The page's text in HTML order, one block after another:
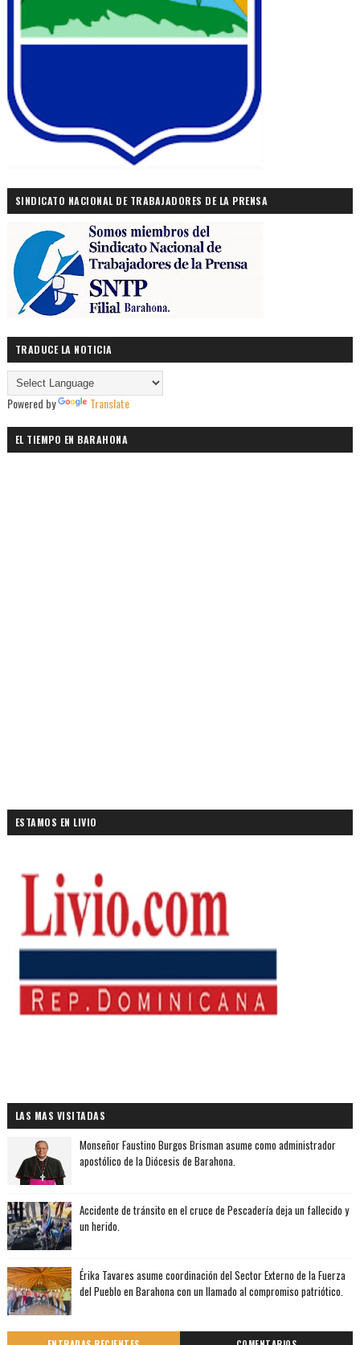
SINDICATO NACIONAL DE TRABAJADORES DE LA PRENSA
TRADUCE LA NOTICIA
Powered by Translate
EL TIEMPO EN BARAHONA
ESTAMOS EN LIVIO
LAS MAS VISITADAS
Monseñor Faustino Burgos Brisman asume como administrador
apostólico de la Diócesis de Barahona.
Accidente de tránsito en el cruce de Pescadería deja un fallecido y
un herido.
Érika Tavares asume coordinación del Sector Externo de la Fuerza
del Pueblo en Barahona con un llamado al compromiso patriótico.